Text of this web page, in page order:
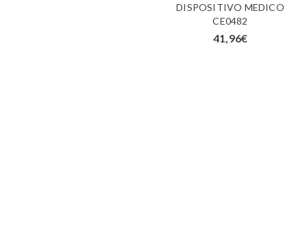
DISPOSITIVO MEDICO
CE0482
41,96€